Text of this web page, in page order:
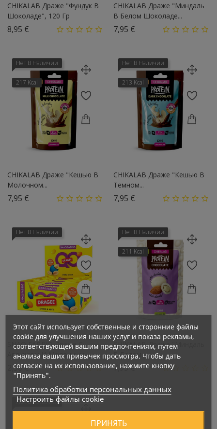
CHIKALAB Драже "Фундук В
Шоколаде", 120 Гр
8,95 €
CHIKALAB Драже "Миндаль
В Белом Шоколаде...
7,95 €
Нет В Наличии
217 Kcal
CHIKALAB Драже "Кешью В
Молочном...
7,95 €
Нет В Наличии
213 Kcal
CHIKALAB Драже "Кешью В
Темном...
7,95 €
Нет В Наличии
SNAQ FABRIQ Драже С
Арахисом И Молочным...
2,50 €Цена
Нет В Наличии
211 Kcal
CHIKALAB Драже "Миндаль
В Белом...
7,95 €Цена
Нет В Наличии
Этот сайт использует собственные и сторонние файлы
cookie для улучшения наших услуг и показа рекламы,
соответствующей вашим предпочтениям, путем
анализа ваших привычек просмотра. Чтобы дать
согласие на их использование, нажмите кнопку
"Принять".
Политика обработки персональных данных
Настроить файлы cookie
ПРИНЯТЬ